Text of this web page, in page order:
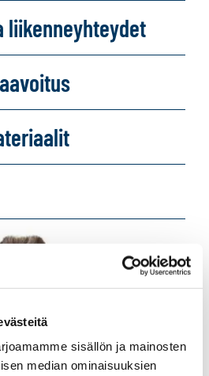
sisällön ja mainosten
median ominaisuuksien
liikenneyhteydet